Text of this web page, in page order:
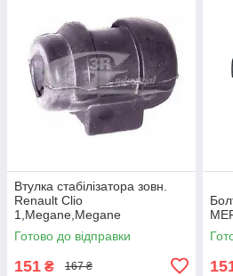
Втулка стабiлізатора зовн.
Renault Clio
1,Megane,Megane
Classic,Megane Scenic,R19
60643 3RG
Готово до відправки
151 ₴ 167 ₴